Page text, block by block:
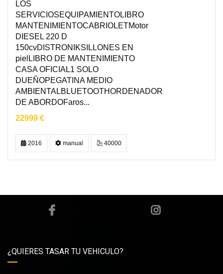
LOS
SERVICIOSEQUIPAMIENTOLIBRO
MANTENIMIENTOCABRIOLETMotor
DIESEL 220 D
150cvDISTRONIKSILLONES EN
pielLIBRO DE MANTENIMIENTO
CASA OFICIAL1 SOLO
DUEÑOPEGATINA MEDIO
AMBIENTALBLUETOOTHORDENADOR
DE ABORDOFaros...
22999 €
2016 manual 40000
¿QUIERES TASAR TU VEHICULO?